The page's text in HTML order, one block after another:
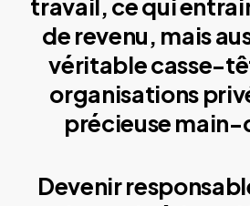
travail, ce qui
de revenu, mais
véritable casse-
organisations
précieuse
Devenir